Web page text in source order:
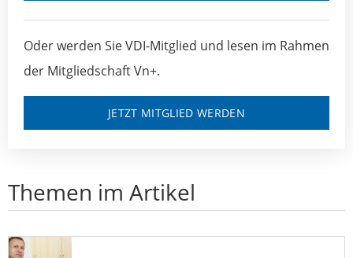
Oder werden Sie VDI-Mitglied und lesen im Rahmen
der Mitgliedschaft Vn+.
JETZT MITGLIED WERDEN
Themen im Artikel